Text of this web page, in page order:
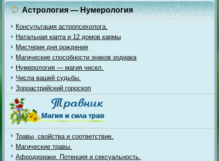
Астрология — Нумерология
Консультация астропсихолога.
Натальная карта и 12 домов кармы
Мистерия дня рождения
Магические способности знаков зодиака
Нумерология — магия чисел.
Числа вашей судьбы.
Зороастрийский гороскоп
Травы, свойства и соответствие.
Магические травы.
Афродизиаки. Потенция и сексуальность.